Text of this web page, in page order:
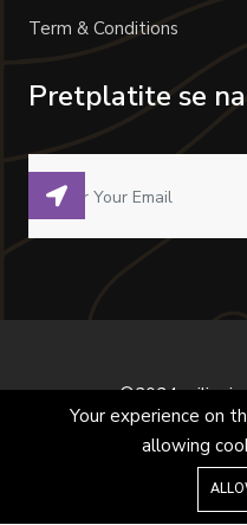
Term & Conditions
Pretplatite se
©2024 milivoje.
Your experience on
allowing